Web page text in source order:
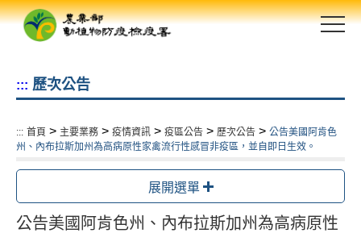
跳
::: 歷次公告
::: 首頁 > 主要業務 > 疫情資訊 > 疫區公告 > 歷次公告 > 公告美國阿肯色
州、內布拉斯加州為高病原性家禽流行性感冒非疫區，並自即日生效。
展開選單
公告美國阿肯色州、內布拉斯加州為高病原性